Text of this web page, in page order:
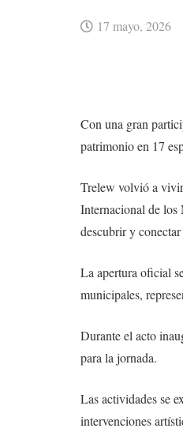
17 mayo, 2026
Con una gran
patrimonio en 17
Trelew volvió a
Internacional de los
descubrir y
La apertura oficial
municipales,
Durante el acto
para la jornada.
Las actividades se
intervenciones